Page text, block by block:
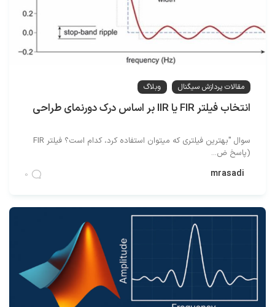
مقالات پردازش سیگنال وبلاگ
انتخاب فیلتر FIR یا IIR بر اساس درک دورنمای طراحی
سوال "بهترین فیلتری که میتوان استفاده کرد، کدام است؟ فیلتر FIR
(پاسخ ض...
mrasadi
0